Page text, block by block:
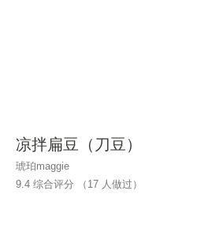
凉拌扁豆（刀豆）
琥珀maggie
9.4 综合评分 （ 17 人做过）